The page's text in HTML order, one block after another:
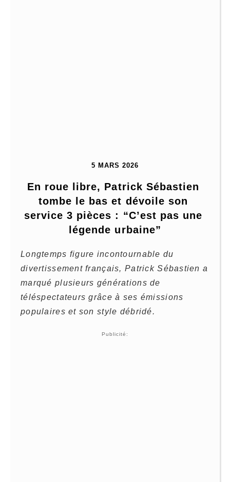
5 MARS 2026
En roue libre, Patrick Sébastien
tombe le bas et dévoile son
service 3 pièces : “C’est pas une
légende urbaine”
Longtemps figure incontournable du
divertissement français, Patrick Sébastien a
marqué plusieurs générations de
téléspectateurs grâce à ses émissions
populaires et son style débridé.
Publicité: